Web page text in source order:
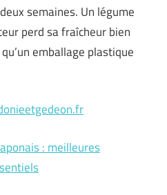
semaines. Un légume
perd sa fraîcheur bien
emballage plastique
: meilleures